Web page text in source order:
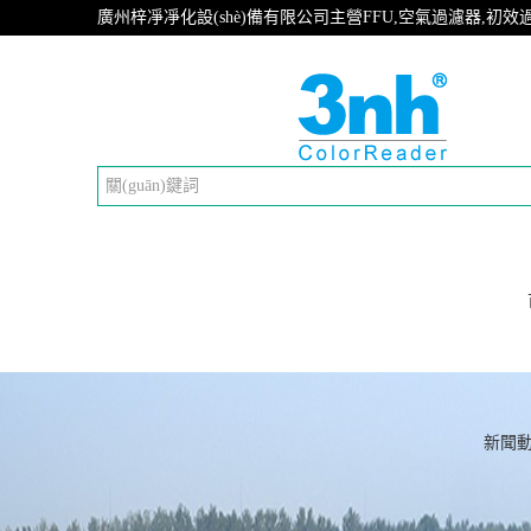
廣州梓凈凈化設(shè)備有限公司主營FFU,空氣過濾器,初
新聞